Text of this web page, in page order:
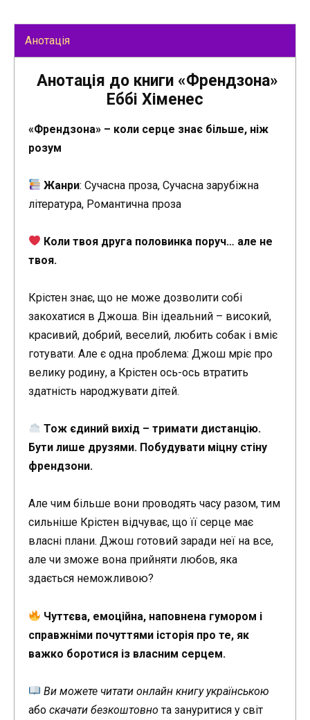
Анотація
Анотація до книги «Френдзона»
Еббі Хіменес
«Френдзона» – коли серце знає більше, ніж
розум
Жанри: Сучасна проза, Сучасна зарубіжна
література, Романтична проза
Коли твоя друга половинка поруч… але не
твоя.
Крістен знає, що не може дозволити собі
закохатися в Джоша. Він ідеальний – високий,
красивий, добрий, веселий, любить собак і вміє
готувати. Але є одна проблема: Джош мріє про
велику родину, а Крістен ось-ось втратить
здатність народжувати дітей.
Тож єдиний вихід – тримати дистанцію.
Бути лише друзями. Побудувати міцну стіну
френдзони.
Але чим більше вони проводять часу разом, тим
сильніше Крістен відчуває, що її серце має
власні плани. Джош готовий заради неї на все,
але чи зможе вона прийняти любов, яка
здається неможливою?
Чуттєва, емоційна, наповнена гумором і
справжніми почуттями історія про те, як
важко боротися із власним серцем.
Ви можете читати онлайн книгу українською
або скачати безкоштовно та зануритися у світ